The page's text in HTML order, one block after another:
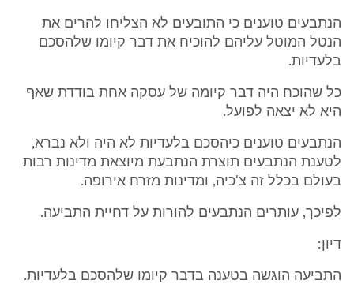
הנתבעים טוענים כי התובעים לא הצליחו להרים את
הנטל המוטל עליהם להוכיח את דבר קיומו שלהסכם
בלעדיות.
כל שהוכח היה דבר קיומה של עסקה אחת בודדת שאף
היא לא יצאה לפועל.
הנתבעים טוענים כיהסכם בלעדיות לא היה ולא נברא,
לטענת הנתבעים תוצרת הנתבעת מיוצאת מדינות רבות
בעולם בכלל זה צ'כיה, ומדינות מזרח אירופה.
לפיכך, עותרים הנתבעים להורות על דחיית התביעה.
דיון:
התביעה הוגשה בטענה בדבר קיומו שלהסכם בלעדיות.